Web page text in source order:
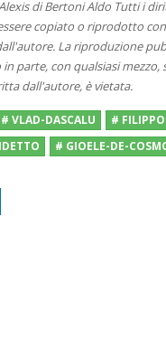
di Bertoni Aldo Tutti i
copiato o riprodotto
La riproduzione
parte, con qualsiasi mezzo,
dall'autore, è vietata.
# VLAD-DASCALU
#
# GIOELE-DE-